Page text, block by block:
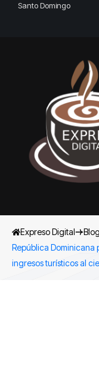
Santo Domingo
Expreso Digital Blog
República Dominicana
ingresos turísticos al